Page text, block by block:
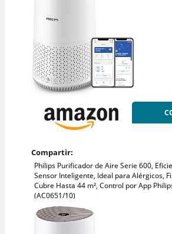
Compartir:
Philips Purificador de Aire Serie 600,
Sensor Inteligente, Ideal para Alérgicos,
Cubre Hasta 44 m², Control por App
(AC0651/10)